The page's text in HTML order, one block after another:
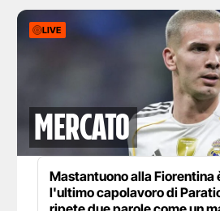
LIVE
mercato
Mastantuono alla Fiorentina
l'ultimo capolavoro di